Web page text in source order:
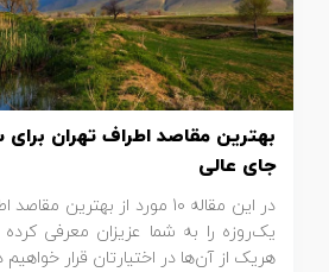
جای عالی
در این مقاله 10 مورد از بهترین
یک‌روزه را به شما عزیزان معرفی کرده
هریک از آن‌ها در اختیارتان قرار خواهیم
تور سوباتان
تور چابهار
تور مرداب هسل
تور کاشان